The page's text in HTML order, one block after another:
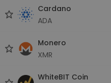
Cardano
ADA
Monero
XMR
WhiteBIT Coin